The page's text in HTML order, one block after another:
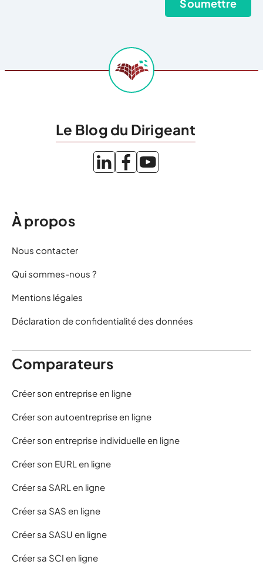
Le Blog du Dirigeant
À propos
Nous contacter
Qui sommes-nous ?
Mentions légales
Déclaration de confidentialité des données
Comparateurs
Créer son entreprise en ligne
Créer son autoentreprise en ligne
Créer son entreprise individuelle en ligne
Créer son EURL en ligne
Créer sa SARL en ligne
Créer sa SAS en ligne
Créer sa SASU en ligne
Créer sa SCI en ligne